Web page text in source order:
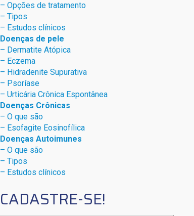
– Opções de tratamento
– Tipos
– Estudos clínicos
Doenças de pele
– Dermatite Atópica
– Eczema
– Hidradenite Supurativa
– Psoríase
– Urticária Crônica Espontânea
Doenças Crônicas
– O que são
– Esofagite Eosinofílica
Doenças Autoimunes
– O que são
– Tipos
– Estudos clínicos
CADASTRE-SE!